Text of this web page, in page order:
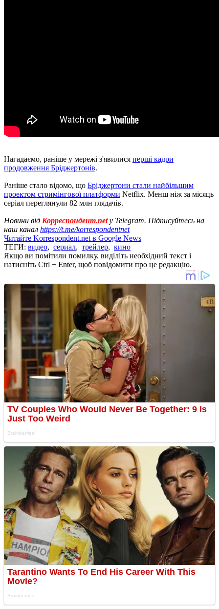
Нагадаємо, раніше у мережі з'явилися перші кадри
продовження Бріджертонів.
Раніше стало відомо, що Бріджертони стали найбільшим
проектом стримінгової платформи Netflix. Менш ніж за місяць
серіал переглянули 82 млн глядачів.
Новини від Корреспондент.netу Telegram. Підписуйтесь на
наш канал https://t.me/korrespondentnet
Читайте Korrespondent.net в Google News
ТЕГИ: видео, сериал, трейлер, кино
Якщо ви помітили помилку, виділіть необхідний текст і
натисніть Ctrl + Enter, щоб повідомити про це редакцію.